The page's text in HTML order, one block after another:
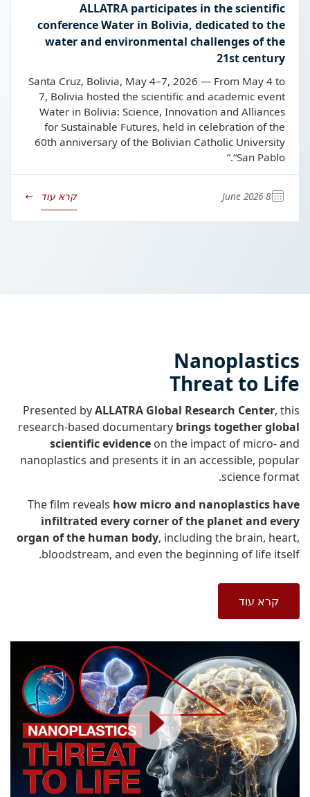
ALLATRA participates in the scientific
conference Water in Bolivia, dedicated to the
water and environmental challenges of the
21st century
Santa Cruz, Bolivia, May 4–7, 2026 — From May 4 to
7, Bolivia hosted the scientific and academic event
Water in Bolivia: Science, Innovation and Alliances
for Sustainable Futures, held in celebration of the
60th anniversary of the Bolivian Catholic University
“San Pablo.”
8 June 2026 קרא עוד →
Nanoplastics
Threat to Life
Presented byALLATRA Global Research Center, this
research-based documentary brings together global
scientific evidence on the impact of micro- and
nanoplastics and presents it in an accessible, popular
science format.
The film reveals how micro and nanoplastics have
infiltrated every corner of the planet and every
organ of the human body, including the brain, heart,
bloodstream, and even the beginning of life itself.
קרא עוד